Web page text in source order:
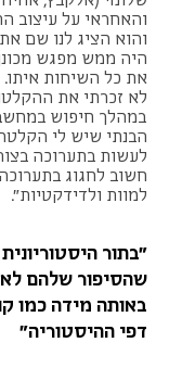
והאחראי על עיצוב
והוא הציג לנו שם
היה ממש מפגש
את כל השיחות
לא זכרתי את
במהלך חיפוש
הבנתי שיש לי
לעשות בתערוכה
חשוב לחגוג
למוות ולדידקטיות״.
"בתור
שהסיפור שלהם לא
באותה מידה כמו
דפי ההיסטוריה"